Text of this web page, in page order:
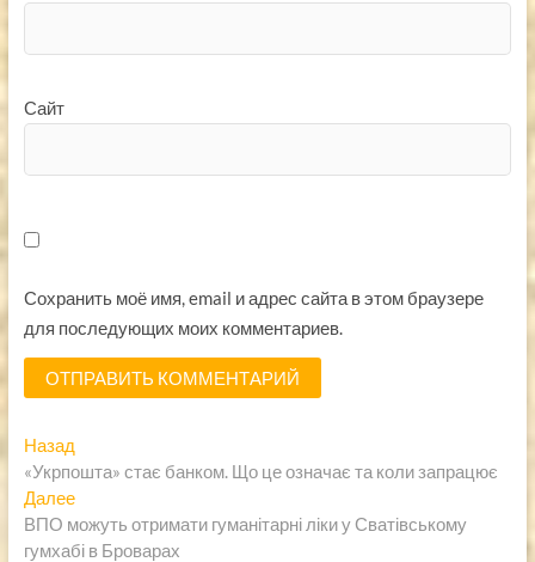
Сайт
Сохранить моё имя, email и адрес сайта в этом браузере
для последующих моих комментариев.
Навигация
по
записям
НазадПредыдущая
запись:
«Укрпошта» стає банком. Що це означає та коли запрацює
ДалееСледующая
запись:
ВПО можуть отримати гуманітарні ліки у Сватівському
гумхабі в Броварах